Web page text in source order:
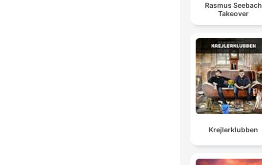
Rasmus Seebach
Takeover
Krejlerklubben